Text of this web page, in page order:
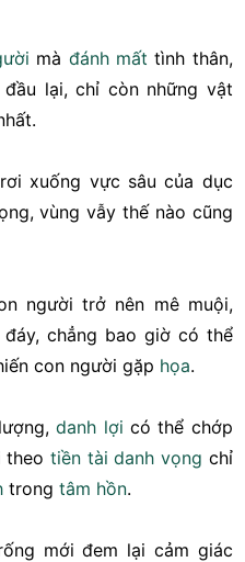
mà đánh mất tình thân,
lại, chỉ còn những vật
xuống vực sâu của dục
vùng vẫy thế nào cũng
người trở nên mê muội,
chẳng bao giờ có thể
con người gặp họa.
danh lợi có thể chớp
theo tiền tài danh vọng chỉ
trong tâm hồn.
mới đem lại cảm giác